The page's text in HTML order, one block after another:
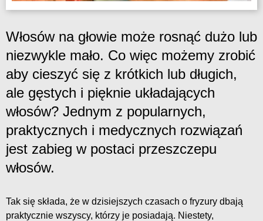
Włosów na głowie może rosnąć dużo lub
niezwykle mało. Co więc możemy zrobić
aby cieszyć się z krótkich lub długich,
ale gęstych i pięknie układających
włosów? Jednym z popularnych,
praktycznych i medycznych rozwiązań
jest zabieg w postaci przeszczepu
włosów.
Tak się składa, że w dzisiejszych czasach o fryzury dbają
praktycznie wszyscy, którzy je posiadają. Niestety,